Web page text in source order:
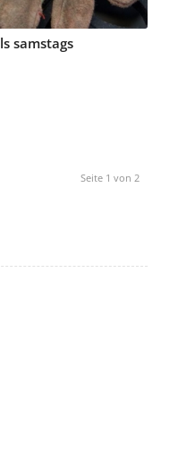
samstags
Seite 1 von 2